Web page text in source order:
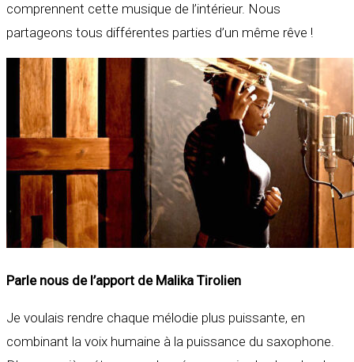
comprennent cette musique de l’intérieur. Nous
partageons tous différentes parties d’un même rêve !
Parle nous de l’apport de Malika Tirolien
Je voulais rendre chaque mélodie plus puissante, en
combinant la voix humaine à la puissance du saxophone.